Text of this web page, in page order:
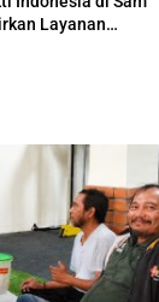
Layanan
dan Dialog